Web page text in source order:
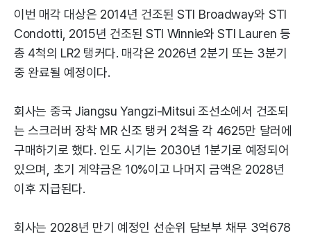
이번 매각 대상은 2014년 건조된 STI Broadway와 STI
Condotti, 2015년 건조된 STI Winnie와 STI Lauren 등
총 4척의 LR2 탱커다. 매각은 2026년 2분기 또는 3분기
중 완료될 예정이다.
회사는 중국 Jiangsu Yangzi-Mitsui 조선소에서 건조되
는 스크러버 장착 MR 신조 탱커 2척을 각 4625만 달러에
구매하기로 했다. 인도 시기는 2030년 1분기로 예정되어
있으며, 초기 계약금은 10%이고 나머지 금액은 2028년
이후 지급된다.
회사는 2028년 만기 예정인 선순위 담보부 채무 3억678